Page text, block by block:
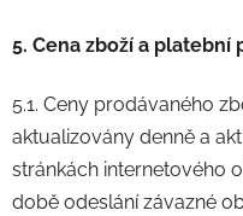
5. Cena zboží a platební
5.1. Ceny prodávaného
aktualizovány denně a
stránkách internetového
době odeslání závazné